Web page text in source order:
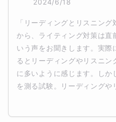
「リーディングとリスニン
から、ライティング対策は直
いう声をお聞きします。実際
るとリーディングやリスニン
に多いように感じます。しか
を測る試験。リーディング